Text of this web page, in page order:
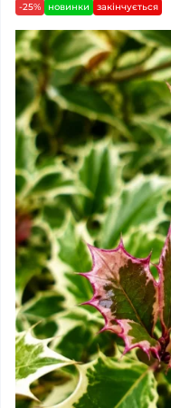
-25% новинки закінчується